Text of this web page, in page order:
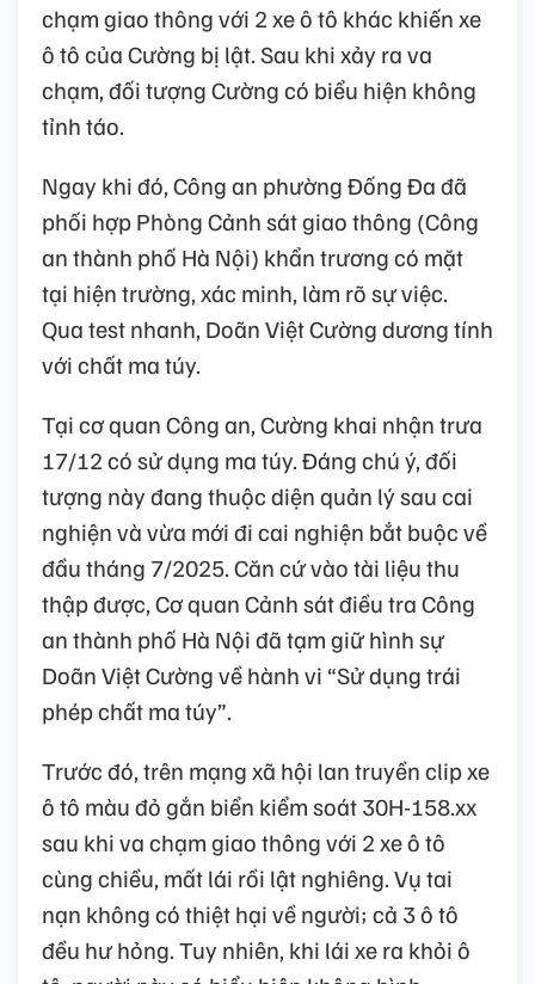
chạm giao thông với 2 xe ô tô khác khiến xe
ô tô của Cường bị lật. Sau khi xảy ra va
chạm, đối tượng Cường có biểu hiện không
tỉnh táo.
Ngay khi đó, Công an phường Đống Đa đã
phối hợp Phòng Cảnh sát giao thông (Công
an thành phố Hà Nội) khẩn trương có mặt
tại hiện trường, xác minh, làm rõ sự việc.
Qua test nhanh, Doãn Việt Cường dương tính
với chất ma túy.
Tại cơ quan Công an, Cường khai nhận trưa
17/12 có sử dụng ma túy. Đáng chú ý, đối
tượng này đang thuộc diện quản lý sau cai
nghiện và vừa mới đi cai nghiện bắt buộc về
đầu tháng 7/2025. Căn cứ vào tài liệu thu
thập được, Cơ quan Cảnh sát điều tra Công
an thành phố Hà Nội đã tạm giữ hình sự
Doãn Việt Cường về hành vi “Sử dụng trái
phép chất ma túy”.
Trước đó, trên mạng xã hội lan truyền clip xe
ô tô màu đỏ gắn biển kiểm soát 30H-158.xx
sau khi va chạm giao thông với 2 xe ô tô
cùng chiều, mất lái rồi lật nghiêng. Vụ tai
nạn không có thiệt hại về người; cả 3 ô tô
đều hư hỏng. Tuy nhiên, khi lái xe ra khỏi ô